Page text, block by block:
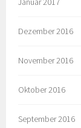
Dezember 2016
November 2016
Oktober 2016
September 2016